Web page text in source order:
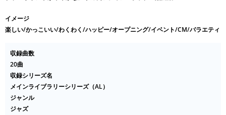
イメージ
楽しい/かっこいい/わくわく/ハッピー/オープニング/イベント/CM/バラエティ
収録曲数
20曲
収録シリーズ名
メインライブラリーシリーズ（AL）
ジャンル
ジャズ